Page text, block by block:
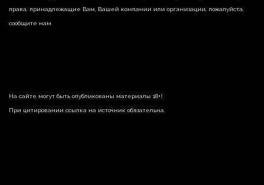
права, принадлежащие Вам, Вашей компании или организации, пожалуйста,
сообщите нам.
На сайте могут быть опубликованы материалы 18+!
При цитировании ссылка на источник обязательна.